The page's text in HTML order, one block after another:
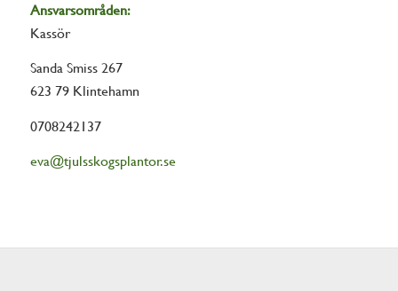
Ansvarsområden:
Kassör
Sanda Smiss 267
623 79 Klintehamn
0708242137
eva@tjulsskogsplantor.se